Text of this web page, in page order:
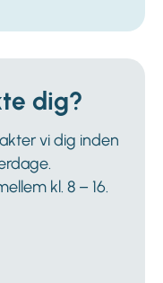
dig?
vi dig inden
kl. 8 – 16.